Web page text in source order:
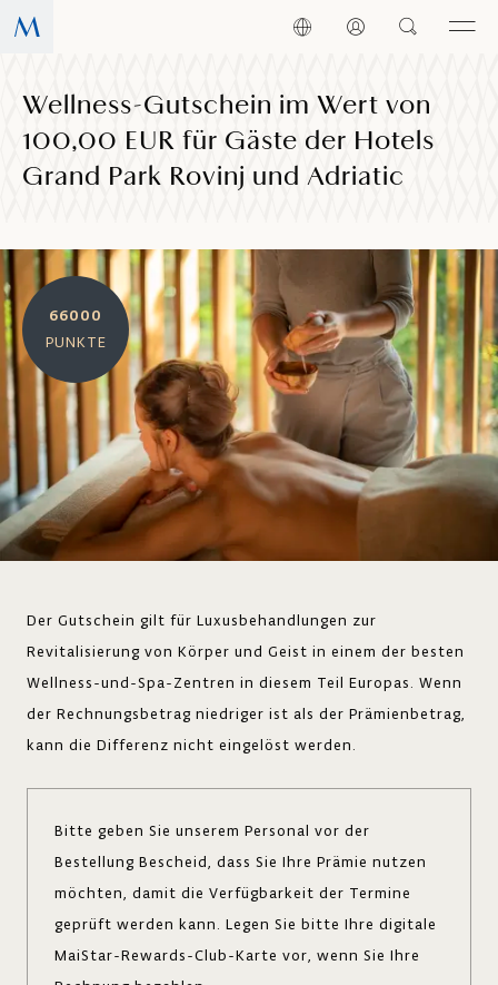
Wellness-Gutschein im Wert von
100,00 EUR für Gäste der Hotels
Grand Park Rovinj und Adriatic
66000
PUNKTE
Der Gutschein gilt für Luxusbehandlungen zur
Revitalisierung von Körper und Geist in einem der besten
Wellness-und-Spa-Zentren in diesem Teil Europas. Wenn
der Rechnungsbetrag niedriger ist als der Prämienbetrag,
kann die Differenz nicht eingelöst werden.
Bitte geben Sie unserem Personal vor der
Bestellung Bescheid, dass Sie Ihre Prämie nutzen
möchten, damit die Verfügbarkeit der Termine
geprüft werden kann. Legen Sie bitte Ihre digitale
MaiStar-Rewards-Club-Karte vor, wenn Sie Ihre